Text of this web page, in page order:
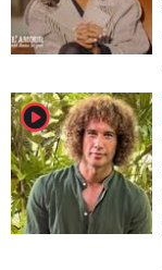
player2